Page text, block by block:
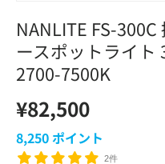
NANLITE FS-
ースポットライト
2700-7500K
¥82,500
8,250ポイント
2件